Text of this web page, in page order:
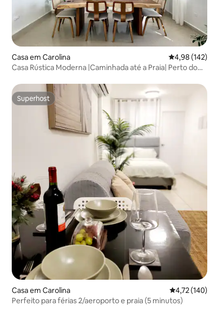
Casa em Carolina Classificação
4,98 (142)
Casa Rústica Moderna |Caminhada até a Praia| Perto do
Superhost
Superhost
Casa em Carolina Classificação
4,72 (140)
Perfeito para férias 2/aeroporto e praia (5 minutos)